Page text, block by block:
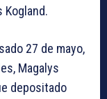
27 de mayo,
Magalys
depositado